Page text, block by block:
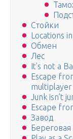
Стойки
Locations
Обмен
Лес
It’s not a
Escape
Junk isn’t
Escape
Завод